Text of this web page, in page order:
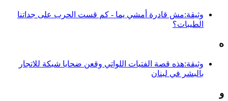
وثيقة:مش قادرة أمشي يما - كم قست الحرب على جداتنا
الطيبات؟
ه
وثيقة:هذه قصة الفتيات اللواتي وقعن ضحايا شبكة للاتجار
بالبشر في لبنان
و